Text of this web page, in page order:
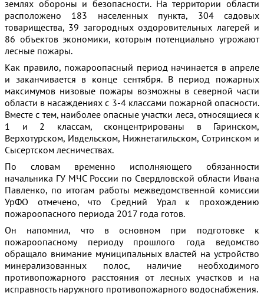
землях обороны и безопасности. На территории области
расположено 183 населенных пункта, 304 садовых
товарищества, 39 загородных оздоровительных лагерей и
86 объектов экономики, которым потенциально угрожают
лесные пожары.
Как правило, пожароопасный период начинается в апреле
и заканчивается в конце сентября. В период пожарных
максимумов низовые пожары возможны в северной части
области в насаждениях с 3-4 классами пожарной опасности.
Вместе с тем, наиболее опасные участки леса, относящиеся к
1 и 2 классам, сконцентрированы в Гаринском,
Верхотурском, Ивдельском, Нижнетагильском, Сотринском и
Сысертском лесничествах.
По словам временно исполняющего обязанности
начальника ГУ МЧС России по Свердловской области Ивана
Павленко, по итогам работы межведомственной комиссии
УрФО отмечено, что Средний Урал к прохождению
пожароопасного периода 2017 года готов.
Он напомнил, что в основном при подготовке к
пожароопасному периоду прошлого года ведомство
обращало внимание муниципальных властей на устройство
минерализованных полос, наличие необходимого
противопожарного расстояния от лесных участков и на
исправность наружного противопожарного водоснабжения.